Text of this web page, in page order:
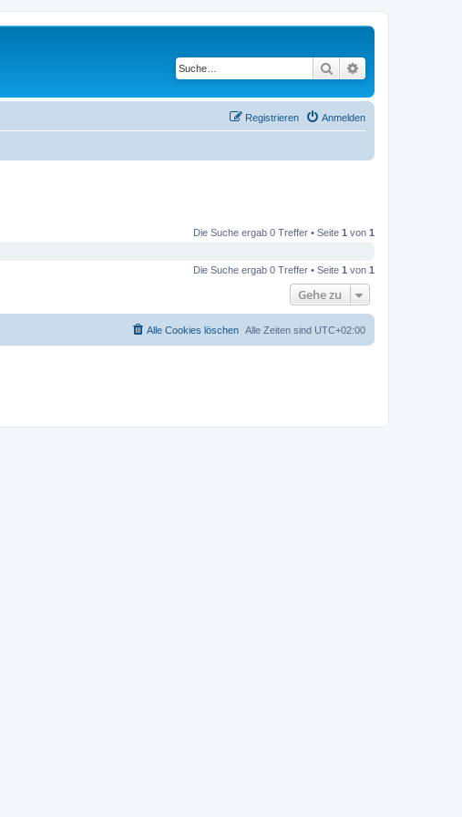
Suche
Anmelden
Registrieren
Die Suche ergab 0 Treffer • Seite 1 von 1
Die Suche ergab 0 Treffer • Seite 1 von 1
Gehe zu
Alle Zeiten sind UTC+02:00
Alle Cookies löschen